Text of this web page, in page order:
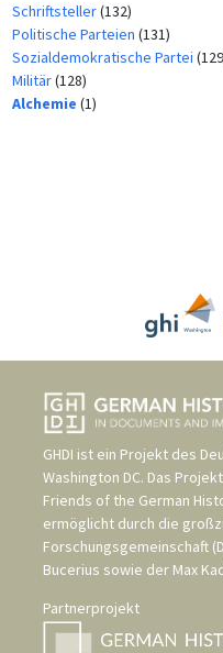
Schriftsteller(132)
Politische Parteien (131)
Sozialdemokratische Partei
Militär(128)
Alchemie (1)
GHDI ist ein Projekt des
Washington DC. Das
Friends of the German
ermöglicht durch die
Forschungsgemeinschaft
Bucerius sowie der Max
Partnerprojekt